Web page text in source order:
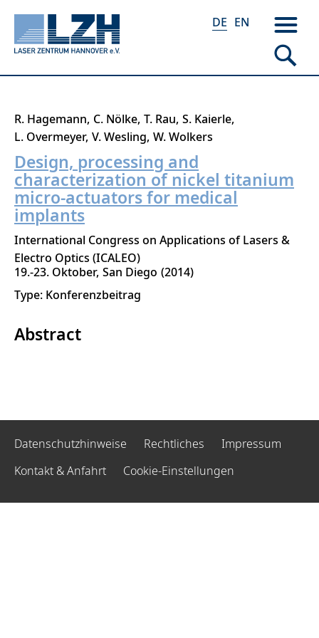
Direkt
zum
Inhalt
DE EN
R. Hagemann C. Nölke T. Rau S. Kaierle
L. Overmeyer V. Wesling W. Wolkers
Design, processing and
characterization of nickel titanium
micro-actuators for medical
implants
International Congress on Applications of Lasers &
Electro Optics (ICALEO)
19.-23. Oktober San Diego 2014
Type: Konferenzbeitrag
Abstract
Datenschutzhinweise Rechtliches
Impressum
Kontakt & Anfahrt
Cookie-Einstellungen